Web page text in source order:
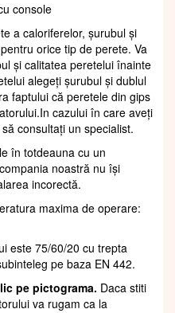
console
a caloriferelor, șurubul și
orice tip de perete. Va
și calitatea peretelui înainte
alegeți șurubul și dublul
faptului că peretele din gips
cazului în care aveți
consultați un specialist.
în totdeauna cu un
noastră nu își
incorectă.
maxima de operare:
este 75/60/20 cu trepta
pe baza EN 442.
pe pictograma. Daca stiti
va rugam ca la